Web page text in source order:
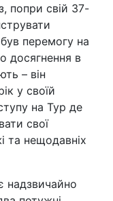
попри свій 37-
перемогу на
досягнення в
– він
у своїй
на Тур де
свої
та нещодавніх
надзвичайно